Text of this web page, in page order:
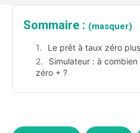
Sommaire : (masquer)
Le prêt à taux zéro
Simulateur : à
zéro + ?